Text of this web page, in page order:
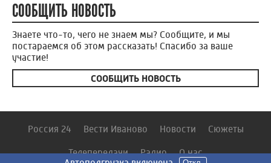
СООБЩИТЬ НОВОСТЬ
Знаете что-то, чего не знаем мы? Сообщите, и мы
постараемся об этом рассказать! Спасибо за ваше
участие!
СООБЩИТЬ НОВОСТЬ
Россия 24 Вести Иваново Новости Сюжеты
Телепередачи Радио О нас